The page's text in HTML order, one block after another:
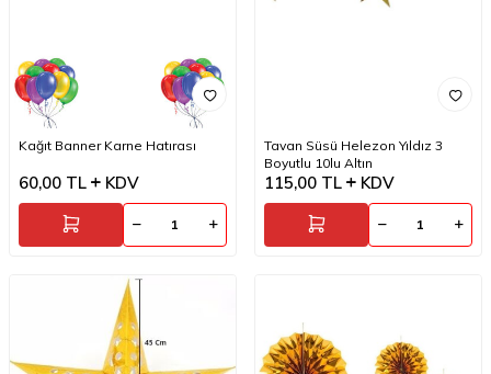
Kağıt Banner Karne Hatırası
60,00 TL KDV
Tavan Süsü Helezon Yıldız 3
Boyutlu 10lu Altın
115,00 TL KDV